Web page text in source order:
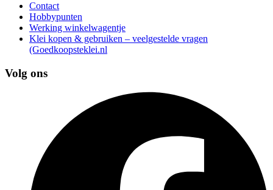
Contact
Hobbypunten
Werking winkelwagentje
Klei kopen & gebruiken – veelgestelde vragen
(Goedkoopsteklei.nl
Volg ons